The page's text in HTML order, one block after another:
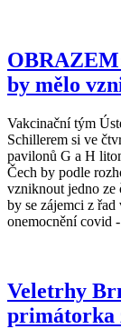
by mělo
Vakcinační tým
Schillerem si ve
pavilonů G a H
Čech by podle
vzniknout jedno ze
by se zájemci z
onemocnění covid
Veletrhy
primátorka